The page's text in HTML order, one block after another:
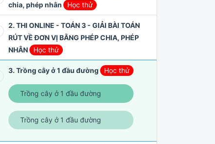
chia, phép nhân
Học thử
2. THI ONLINE - TOÁN 3 - GIẢI BÀI TOÁN
RÚT VỀ ĐƠN VỊ BẰNG PHÉP CHIA, PHÉP
NHÂN
Học thử
3. Trồng cây ở 1 đầu đường Học thử
Trồng cây ở 1 đầu đường
Trồng cây ở 1 đầu đường